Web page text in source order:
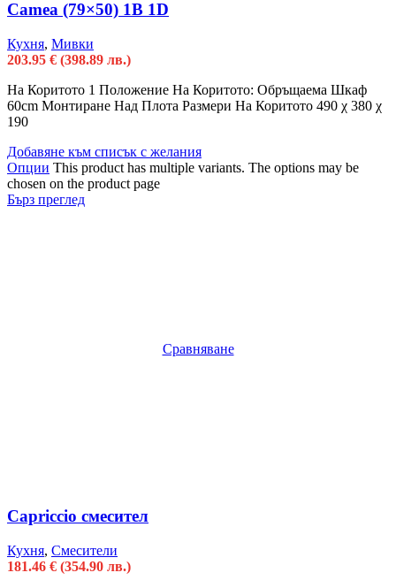
Camea (79×50) 1B 1D
Кухня, Мивки
203.95 € (398.89 лв.)
На Коритото 1 Положение На Коритото: Oбръщаема Шкаф
60cm Монтиране Над Плота Размери На Коритото 490 χ 380 χ
190
Добавяне към списък с желания
Опции This product has multiple variants. The options may be
chosen on the product page
Бърз преглед
Сравняване
Capriccio смесител
Кухня, Смесители
181.46 € (354.90 лв.)